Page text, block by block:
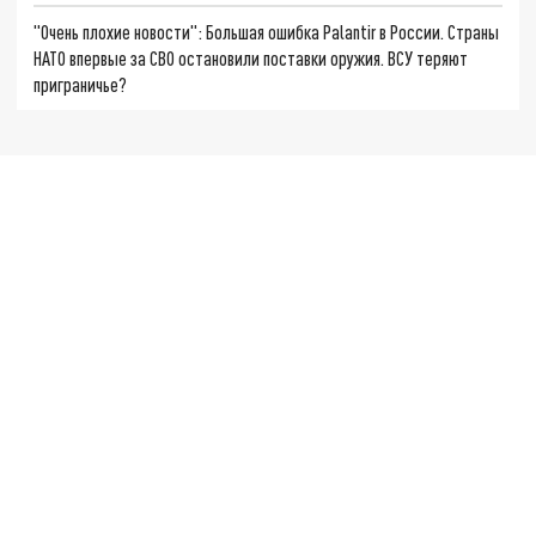
"Очень плохие новости": Большая ошибка Palantir в России. Страны
НАТО впервые за СВО остановили поставки оружия. ВСУ теряют
приграничье?